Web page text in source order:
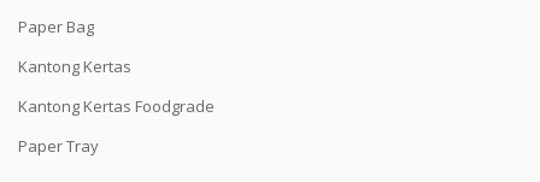
Paper Bag
Kantong Kertas
Kantong Kertas Foodgrade
Paper Tray